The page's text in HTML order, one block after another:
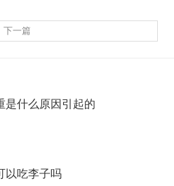
下一篇
是什么原因引起的
以吃李子吗